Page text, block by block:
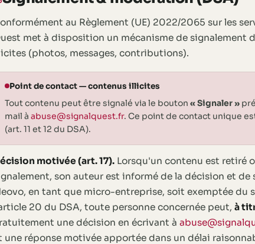
au Règlement (UE) 2022/2065 sur les
met à disposition un mécanisme de signalement
(photos, messages, contributions).
Point de contact — contenus illicites
Tout contenu peut être signalé via le bouton « Signaler »
mail à abuse@signalquest.fr. Ce point de contact unique
(art. 11 et 12 du DSA).
motivée (art. 17). Lorsqu'un contenu est retiré
son auteur est informé de la décision et de
en tant que micro-entreprise, soit exemptée du
20 du DSA, toute personne concernée peut, à
une décision en écrivant à
une réponse motivée apportée dans un délai